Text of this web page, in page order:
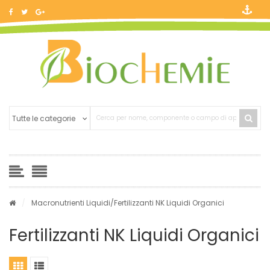
Macronutrienti Liquidi/Fertilizzanti NK Liquidi Organici
Fertilizzanti NK Liquidi Organici